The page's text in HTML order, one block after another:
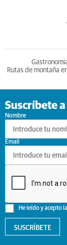
Rutas de montaña
Suscríbete
Nombre
He leído y acepto
Email
SUSCRÍBETE